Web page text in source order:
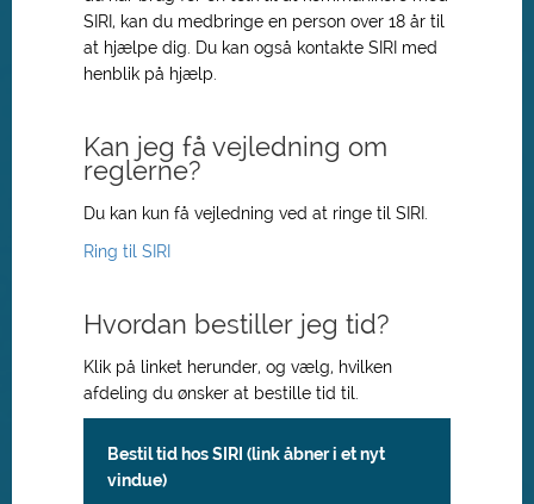
SIRI, kan du medbringe en person over 18 år til
at hjælpe dig. Du kan også kontakte SIRI med
henblik på hjælp.
Kan jeg få vejledning om
reglerne?
Du kan kun få vejledning ved at ringe til SIRI.
Ring til SIRI
Hvordan bestiller jeg tid?
Klik på linket herunder, og vælg, hvilken
afdeling du ønsker at bestille tid til.
Bestil tid hos SIRI (link åbner i et nyt
vindue)